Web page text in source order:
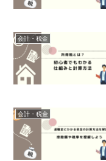
会計・税金
会計・税金